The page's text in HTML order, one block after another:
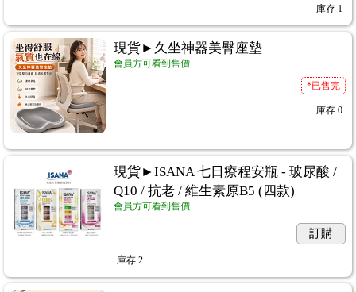
庫存 1
現貨►久坐神器美臀座墊
會員方可看到售價
*已售完
庫存 0
現貨►ISANA 七日療程安瓶 - 玻尿酸 /
Q10 / 抗老 / 維生素原B5 (四款)
會員方可看到售價
訂購
庫存 2